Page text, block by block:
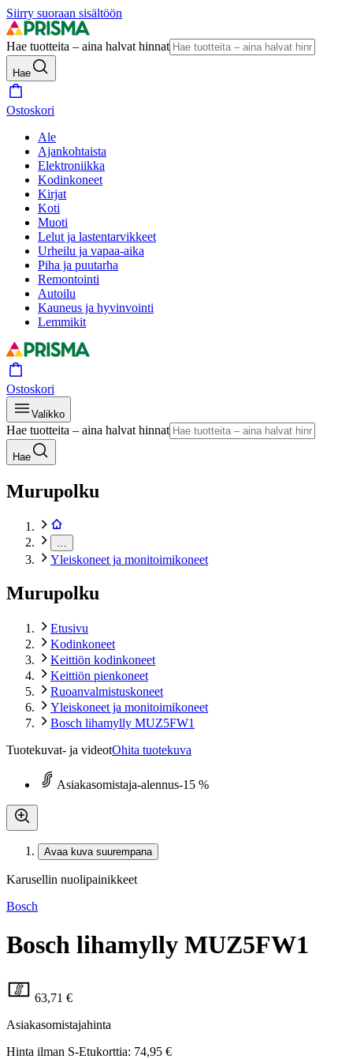
Siirry suoraan sisältöön
Hae tuotteita – aina halvat hinnat
Hae
Ostoskori
Ale
Ajankohtaista
Elektroniikka
Kodinkoneet
Kirjat
Koti
Muoti
Lelut ja lastentarvikkeet
Urheilu ja vapaa-aika
Piha ja puutarha
Remontointi
Autoilu
Kauneus ja hyvinvointi
Lemmikit
Ostoskori
Valikko
Hae tuotteita – aina halvat hinnat
Hae
Murupolku
Yleiskoneet ja monitoimikoneet
Murupolku
Etusivu
Kodinkoneet
Keittiön kodinkoneet
Keittiön pienkoneet
Ruoanvalmistuskoneet
Yleiskoneet ja monitoimikoneet
Bosch lihamylly MUZ5FW1
Tuotekuvat- ja videotOhita tuotekuva
Asiakasomistaja-alennus-15 %
Avaa kuva suurempana
Karusellin nuolipainikkeet
Bosch
Bosch lihamylly MUZ5FW1
63,71 €
Asiakasomistajahinta
Hinta ilman S-Etukorttia: 74,95 €